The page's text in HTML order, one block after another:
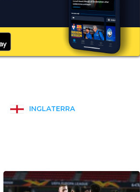
INGLATERRA